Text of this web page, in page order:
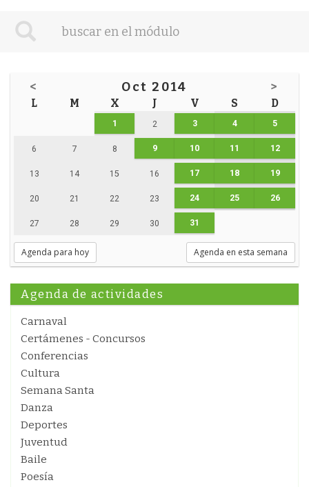
< Oct 2014 >
L M X J V S D
1 2 3 4 5
6 7 8 9 10 11 12
13 14 15 16 17 18 19
20 21 22 23 24 25 26
27 28 29 30 31
Agenda para hoy Agenda en esta semana
Agenda de actividades
Carnaval
Certámenes - Concursos
Conferencias
Cultura
Semana Santa
Danza
Deportes
Juventud
Baile
Poesía